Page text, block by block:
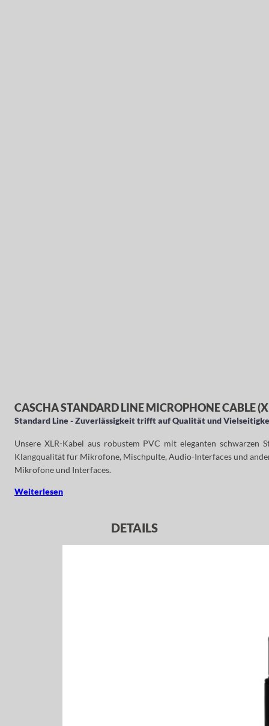
CASCHA STANDARD LINE MICROPHONE CABLE
Standard Line - Zuverlässigkeit trifft auf Qualität und
Unsere XLR-Kabel aus robustem PVC mit eleganten
Klangqualität für Mikrofone, Mischpulte, Audio-Interfaces und
Mikrofone und Interfaces.
Weiterlesen
DETAILS